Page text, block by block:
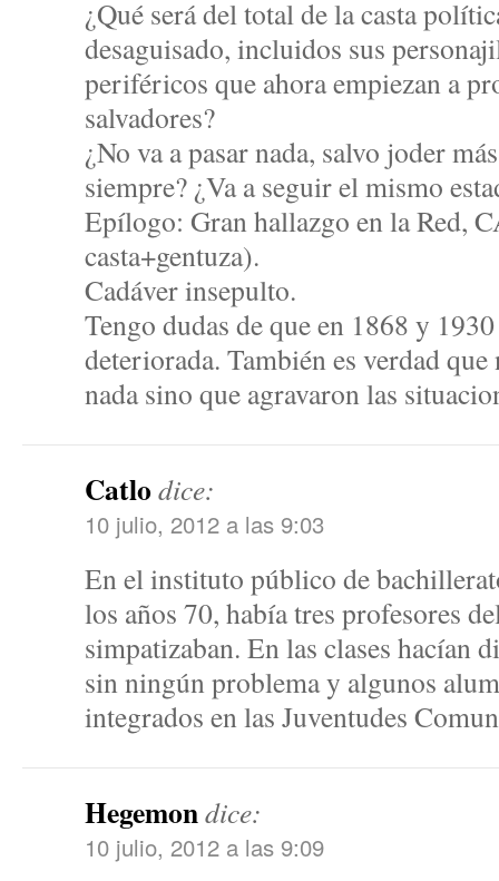
¿Qué será del total de la casta
desaguisado, incluidos sus
periféricos que ahora empiezan a
salvadores?
¿No va a pasar nada, salvo joder
siempre? ¿Va a seguir el mismo
Epílogo: Gran hallazgo en la Red,
casta+gentuza).
Cadáver insepulto.
Tengo dudas de que en 1868 y
deteriorada. También es verdad
nada sino que agravaron las
Catlodice:
10 julio, 2012 a las 9:03
En el instituto público de
los años 70, había tres profesores
simpatizaban. En las clases hacían
sin ningún problema y algunos
integrados en las Juventudes
Hegemondice:
10 julio, 2012 a las 9:09